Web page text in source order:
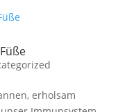
erholsam